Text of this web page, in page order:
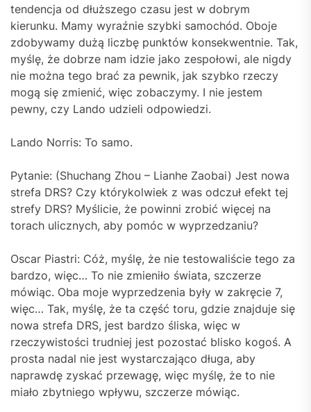
tendencja od dłuższego czasu jest w dobrym
kierunku. Mamy wyraźnie szybki samochód. Oboje
zdobywamy dużą liczbę punktów konsekwentnie. Tak,
myślę, że dobrze nam idzie jako zespołowi, ale nigdy
nie można tego brać za pewnik, jak szybko rzeczy
mogą się zmienić, więc zobaczymy. I nie jestem
pewny, czy Lando udzieli odpowiedzi.
Lando Norris: To samo.
Pytanie: (Shuchang Zhou – Lianhe Zaobai) Jest nowa
strefa DRS? Czy którykolwiek z was odczuł efekt tej
strefy DRS? Myślicie, że powinni zrobić więcej na
torach ulicznych, aby pomóc w wyprzedzaniu?
Oscar Piastri: Cóż, myślę, że nie testowaliście tego za
bardzo, więc… To nie zmieniło świata, szczerze
mówiąc. Oba moje wyprzedzenia były w zakręcie 7,
więc… Tak, myślę, że ta część toru, gdzie znajduje się
nowa strefa DRS, jest bardzo śliska, więc w
rzeczywistości trudniej jest pozostać blisko kogoś. A
prosta nadal nie jest wystarczająco długa, aby
naprawdę zyskać przewagę, więc myślę, że to nie
miało zbytniego wpływu, szczerze mówiąc.